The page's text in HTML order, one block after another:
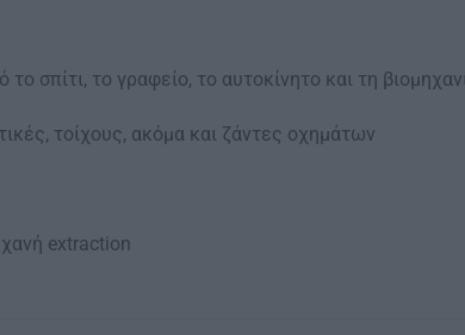
σπίτι, το γραφείο, το αυτοκίνητο και τη
τοίχους, ακόμα και ζάντες οχημάτων
extraction